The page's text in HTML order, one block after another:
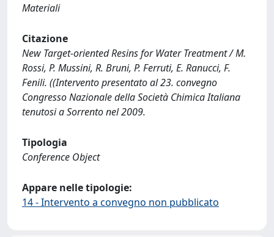
Materiali
Citazione
New Target-oriented Resins for Water Treatment / M.
Rossi, P. Mussini, R. Bruni, P. Ferruti, E. Ranucci, F.
Fenili. ((Intervento presentato al 23. convegno
Congresso Nazionale della Società Chimica Italiana
tenutosi a Sorrento nel 2009.
Tipologia
Conference Object
Appare nelle tipologie:
14 - Intervento a convegno non pubblicato